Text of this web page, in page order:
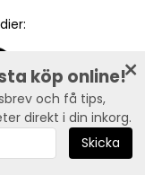
köp online!
och få tips,
direkt i din inkorg.